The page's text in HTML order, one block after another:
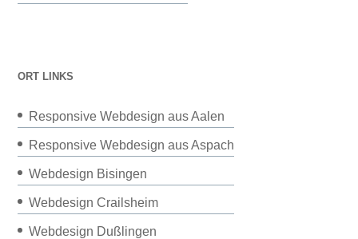
ORT LINKS
Responsive Webdesign aus Aalen
Responsive Webdesign aus Aspach
Webdesign Bisingen
Webdesign Crailsheim
Webdesign Dußlingen